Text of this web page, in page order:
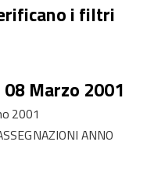
i filtri
Marzo 2001
2001
ANNO